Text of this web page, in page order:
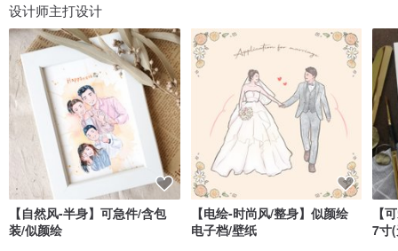
设计师主打设计
【自然风-半身】可急件/含包
装/似颜绘
【电绘-时尚风/整身】似颜绘
电子档/壁纸
【
7寸